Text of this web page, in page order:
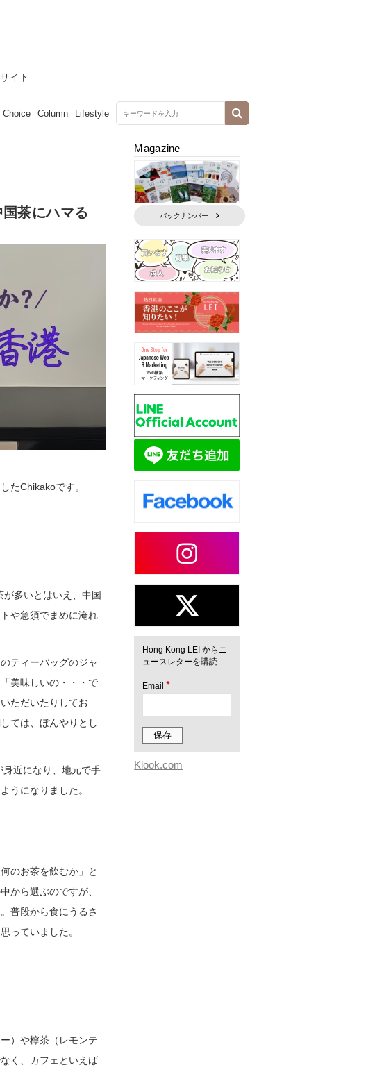
イト
Choice Column Lifestyle
茶にハマる
たChikakoです。
多いとはいえ、中国
や急須でまめに淹れ
ティーバッグのジャ
美味しいの・・・で
ただいたりしてお
ては、ぼんやりとし
近になり、地元で手
うになりました。
のお茶を飲むか」と
から選ぶのですが、
普段から食にうるさ
っていました。
）や檸茶（レモンテ
く、カフェといえば
Magazine
バックナンバー
Hong Kong LEI からニ
ュースレターを購読
Email*
Klook.com